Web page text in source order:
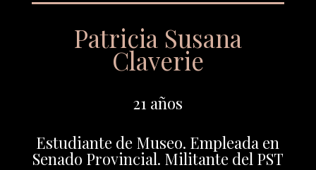
Patricia Susana
Claverie
21 años
Estudiante de Museo. Empleada en
Senado Provincial. Militante del PST